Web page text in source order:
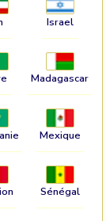
Israel
Madagascar
Mexique
Sénégal